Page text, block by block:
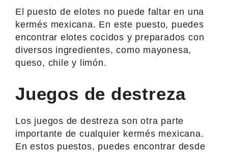
El puesto de elotes no puede faltar en una
kermés mexicana. En este puesto, puedes
encontrar elotes cocidos y preparados con
diversos ingredientes, como mayonesa,
queso, chile y limón.
Juegos de destreza
Los juegos de destreza son otra parte
importante de cualquier kermés mexicana.
En estos puestos, puedes encontrar desde